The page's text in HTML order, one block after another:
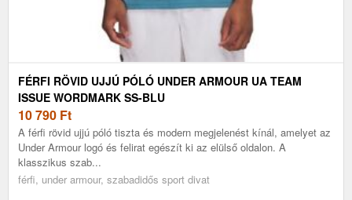
FÉRFI RÖVID UJJÚ PÓLÓ UNDER ARMOUR UA TEAM
ISSUE WORDMARK SS-BLU
10 790 Ft
A férfi rövid ujjú póló tiszta és modern megjelenést kínál, amelyet az
Under Armour logó és felirat egészít ki az elülső oldalon. A
klasszikus szab...
férfi, under armour, szabadidős sport divat